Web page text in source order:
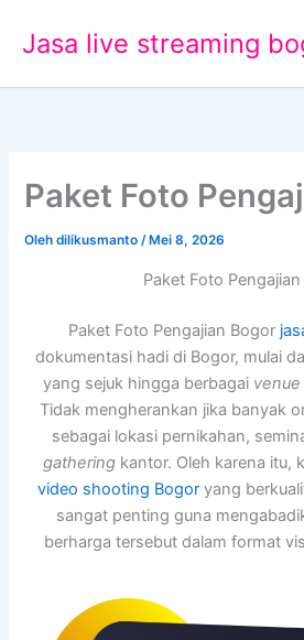
Jasa live streaming
Paket Foto
Olehdilikusmanto/ Mei 8, 2026
Paket Foto
Paket Foto Pengajian Bogor
dokumentasi hadi di Bogor, mulai
yang sejuk hingga berbagai venue
Tidak mengherankan jika banyak
sebagai lokasi pernikahan,
gathering kantor. Oleh karena itu,
video shooting Bogoryang
sangat penting guna
berharga tersebut dalam format